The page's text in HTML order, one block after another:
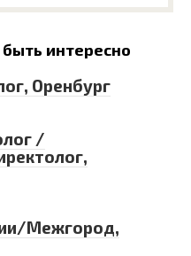
интересно
Оренбург
/
Межгород,